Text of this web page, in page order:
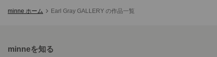
minne ホーム Earl Gray GALLERY の作品一覧
minneを知る